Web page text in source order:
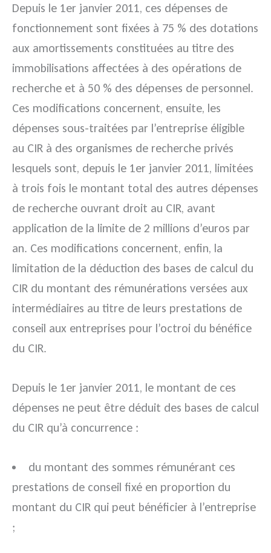
Depuis le 1er janvier 2011, ces dépenses de
fonctionnement sont fixées à 75 % des dotations
aux amortissements constituées au titre des
immobilisations affectées à des opérations de
recherche et à 50 % des dépenses de personnel.
Ces modifications concernent, ensuite, les
dépenses sous-traitées par l’entreprise éligible
au CIR à des organismes de recherche privés
lesquels sont, depuis le 1er janvier 2011, limitées
à trois fois le montant total des autres dépenses
de recherche ouvrant droit au CIR, avant
application de la limite de 2 millions d’euros par
an. Ces modifications concernent, enfin, la
limitation de la déduction des bases de calcul du
CIR du montant des rémunérations versées aux
intermédiaires au titre de leurs prestations de
conseil aux entreprises pour l’octroi du bénéfice
du CIR.
Depuis le 1er janvier 2011, le montant de ces
dépenses ne peut être déduit des bases de calcul
du CIR qu’à concurrence :
du montant des sommes rémunérant ces
prestations de conseil fixé en proportion du
montant du CIR qui peut bénéficier à l’entreprise
;